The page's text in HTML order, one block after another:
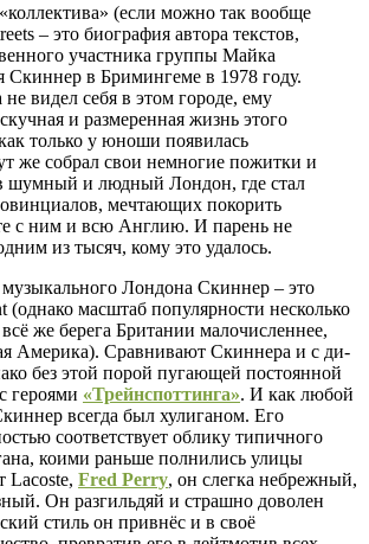
(если можно так вообще
– это биография автора текстов,
участника группы Майка
Скиннер в Бримингеме в 1978 году.
видел себя в этом городе, ему
и размеренная жизнь этого
только у юноши появилась
же собрал свои немногие пожитки и
шумный и людный Лондон, где стал
мечтающих покорить
с ним и всю Англию. И парень не
из тысяч, кому это удалось.
Лондона Скиннер – это
(однако масштаб популярности несколько
же берега Британии малочисленнее,
Америка). Сравнивают Скиннера и с ди-
без этой порой пугающей постоянной
героями «Трейнспоттинга». И как любой
всегда был хулиганом. Его
соответствует облику типичного
коими раньше полнились улицы
Lacoste, Fred Perry, он слегка небрежный,
Он разгильдяй и страшно доволен
стиль он привнёс и в своё